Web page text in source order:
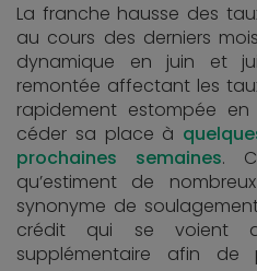
La franche hausse des
au cours des derniers
dynamique en juin et
remontée affectant les
rapidement estompée
céder sa place à
prochaines semaines.
qu’estiment de
synonyme de
crédit qui se voient
supplémentaire afin de